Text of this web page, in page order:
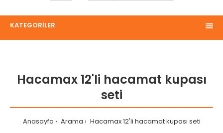
KATEGORİLER
Hacamax 12'li hacamat kupası
seti
Anasayfa Arama Hacamax 12'li hacamat kupası seti